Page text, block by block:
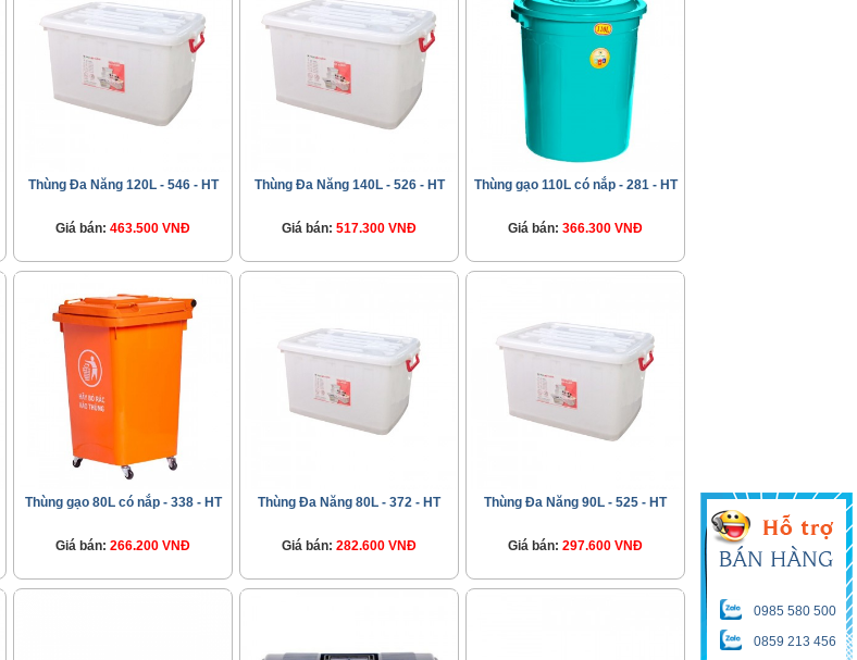
0985 580 500
0859 213 456
Thùng Đa Năng 120L - 546 - HT
Giá bán: 463.500 VNĐ
Thùng Đa Năng 140L - 526 - HT
Giá bán: 517.300 VNĐ
Thùng gạo 110L có nắp - 281 - HT
Giá bán: 366.300 VNĐ
Thùng gạo 80L có nắp - 338 - HT
Giá bán: 266.200 VNĐ
Thùng Đa Năng 80L - 372 - HT
Giá bán: 282.600 VNĐ
Thùng Đa Năng 90L - 525 - HT
Giá bán: 297.600 VNĐ